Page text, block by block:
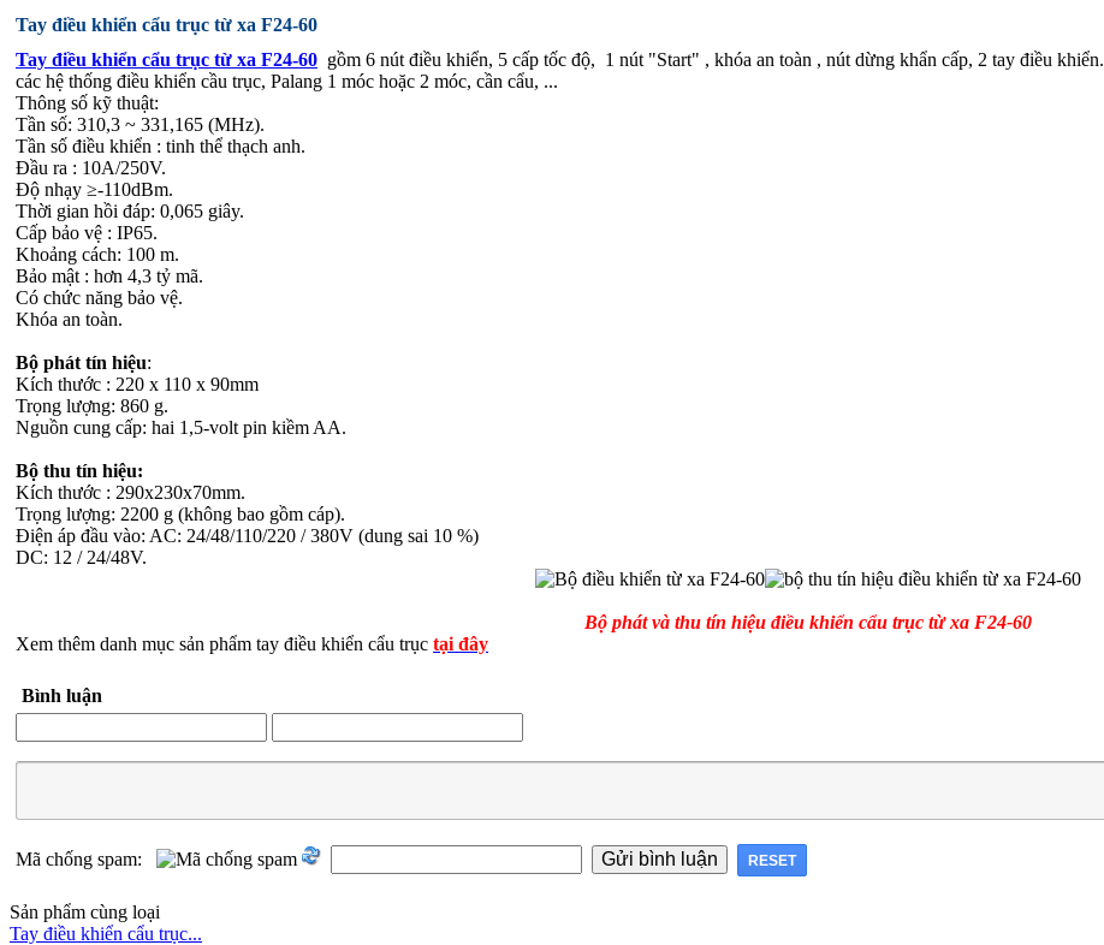
Tay điều khiển cẩu trục từ xa F24-60
Tay điều khiển cẩu trục từ xa F24-60 gồm 6 nút điều khiển, 5 cấp tốc độ, 1 nút "Start" , khóa an toàn , nút dừng khẩn cấp, 2 tay điều khiển.
các hệ thống điều khiển cầu trục, Palang 1 móc hoặc 2 móc, cần cẩu, ...
Thông số kỹ thuật:
Tần số: 310,3 ~ 331,165 (MHz).
Tần số điều khiển : tinh thể thạch anh.
Đầu ra : 10A/250V.
Độ nhạy ≥-110dBm.
Thời gian hồi đáp: 0,065 giây.
Cấp bảo vệ : IP65.
Khoảng cách: 100 m.
Bảo mật : hơn 4,3 tỷ mã.
Có chức năng bảo vệ.
Khóa an toàn.
Bộ phát tín hiệu:
Kích thước : 220 x 110 x 90mm
Trọng lượng: 860 g.
Nguồn cung cấp: hai 1,5-volt pin kiềm AA.
Bộ thu tín hiệu:
Kích thước : 290x230x70mm.
Trọng lượng: 2200 g (không bao gồm cáp).
Điện áp đầu vào: AC: 24/48/110/220 / 380V (dung sai 10 %)
DC: 12 / 24/48V.
Bộ phát và thu tín hiệu điều khiển cẩu trục từ xa F24-60
Xem thêm danh mục sản phẩm tay điều khiển cẩu trục tại đây
Bình luận
Mã chống spam:
Sản phẩm cùng loại
Tay điều khiển cẩu trục...